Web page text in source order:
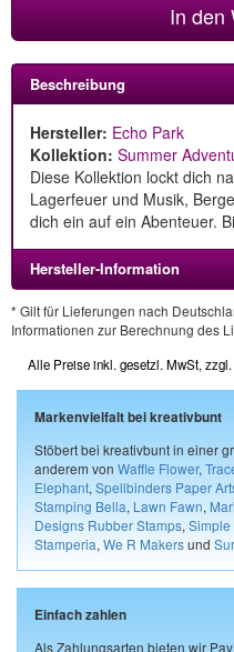
In den
Beschreibung
Hersteller: Echo Park
Kollektion: Summer
Diese Kollektion lockt dich
Lagerfeuer und Musik,
dich ein auf ein Abenteuer.
Hersteller-Information
* Gilt für Lieferungen nach
Informationen zur Berechnung des
Alle Preise inkl. gesetzl. MwSt, zzgl.
Markenvielfalt bei kreativbunt
Stöbert bei kreativbunt in einer
anderem von Waffle Flower,
Elephant, Spellbinders Paper
Stamping Bella, Lawn Fawn,
Designs Rubber Stamps, Simple
Stamperia, We R Makersund
Einfach zahlen
Als Zahlungsarten bieten wir